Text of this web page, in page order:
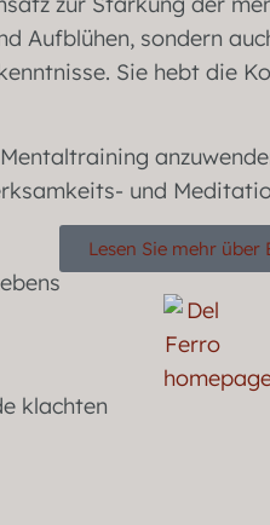
Aufblühen, sondern
Sie hebt
und
Lesen Sie mehr über
klachten